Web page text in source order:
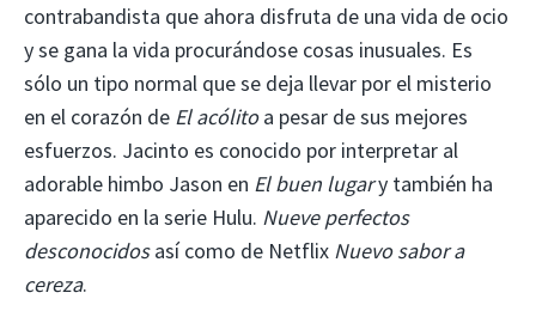
contrabandista que ahora disfruta de una vida de ocio
y se gana la vida procurándose cosas inusuales. Es
sólo un tipo normal que se deja llevar por el misterio
en el corazón de El acólitoa pesar de sus mejores
esfuerzos. Jacinto es conocido por interpretar al
adorable himbo Jason en El buen lugary también ha
aparecido en la serie Hulu. Nueve perfectos
desconocidosasí como de Netflix Nuevo sabor a
cereza.